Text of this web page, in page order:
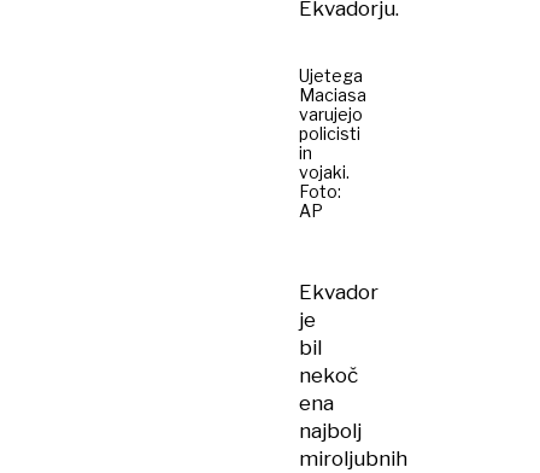
Ekvadorju.
Ujetega
Maciasa
varujejo
policisti
in
vojaki.
Foto:
AP
Ekvador
je
bil
nekoč
ena
najbolj
miroljubnih